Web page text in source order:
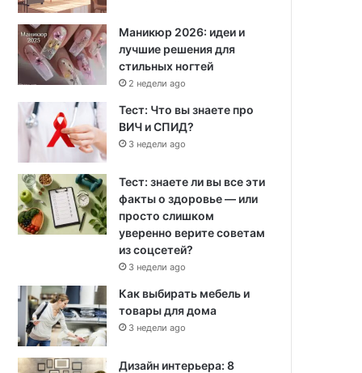
Маникюр 2026: идеи и
лучшие решения для
стильных ногтей
2 недели ago
Тест: Что вы знаете про
ВИЧ и СПИД?
3 недели ago
Тест: знаете ли вы все эти
факты о здоровье — или
просто слишком
уверенно верите советам
из соцсетей?
3 недели ago
Как выбирать мебель и
товары для дома
3 недели ago
Дизайн интерьера: 8